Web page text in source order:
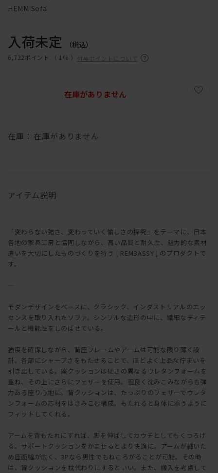
HEMM Sofa
入荷未定 （税込）
6,722ポイント （ 1％ ） 付与ポイントについて
在庫： 在庫がありません
在庫がありません
アイテム説明
「変わらない強さ、変わっていく愉しさの探究」をテーマに、日本
各地の家具工房と協同しながら、高い品質と耐久性、魅力的な素材
遣いを大切にしたものづくりを行う [ REMBASSY ] のプロダクトで
す。
モダンデザインをベースに、クラシック、インダストリアルのエッ
センスを取り入れたソファ。シンプルな造形の中に、繊細なディテ
ールと機能性をしのばせている。
強度を確保しながら、背座フレームやアームは可能な限り薄く設
計。各部にシャープさをもたせることで、ほどよく上品な佇まいを
引き出している。座クッションは硬さの異なるウレタンフォームを
重ね、その上にさらにフェザーを使用。程良く沈みこみながらも弾
力ある座り心地に。背クッションは、たっぷりのフェザーでウレタ
ンフォームの芯材をはさみこむ構成。もたれると身体に添うように
フィットしてくれる。
アームを背もたれにすれば、脚を伸ばしてカウチとしてもくつろげ
る。サポートクッションをかませるとより快適に。アームが細いた
め座面幅が広く、3Pなら男性でもねころがることが可能。その時
は、背クッションを枕代わりにするといい。また、搬入を考慮して